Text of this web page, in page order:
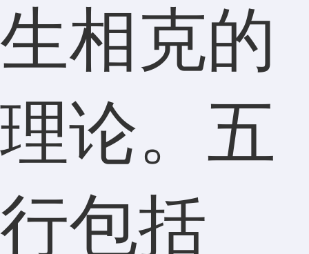
生相克的
理论。五
行包括